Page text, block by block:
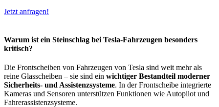
Jetzt anfragen!
Warum ist ein Steinschlag bei Tesla-Fahrzeugen besonders
kritisch?
Die Frontscheiben von Fahrzeugen von Tesla sind weit mehr als
reine Glasscheiben – sie sind ein wichtiger Bestandteil moderner
Sicherheits- und Assistenzsysteme. In der Frontscheibe integrierte
Kameras und Sensoren unterstützen Funktionen wie Autopilot und
Fahrerassistenzsysteme.